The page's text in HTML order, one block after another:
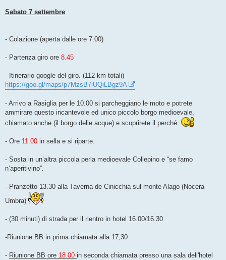
Sabato 7 settembre
- Colazione (aperta dalle ore 7.00)
- Partenza giro ore 8.45
- Itinerario google del giro. (112 km totali)
https://goo.gl/maps/p7MzsB7iUQiLBgz9A
- Arrivo a Rasiglia per le 10.00 si parcheggiano le moto e potrete
ammirare questo incantevole ed unico piccolo borgo medioevale,
chiamato anche (il borgo delle acque) e scoprirete il perché.
- Ore 11.00 in sella e si riparte.
- Sosta in un’altra piccola perla medioevale Collepino e “se famo
n’aperitivino”.
- Pranzetto 13.30 alla Taverna de Cinicchia sul monte Alago (Nocera
Umbra)
- (30 minuti) di strada per il rientro in hotel 16.00/16.30
-Riunione BB in prima chiamata alla 17,30
- Riunione BB ore 18.00 in seconda chiamata presso una sala dell'hotel